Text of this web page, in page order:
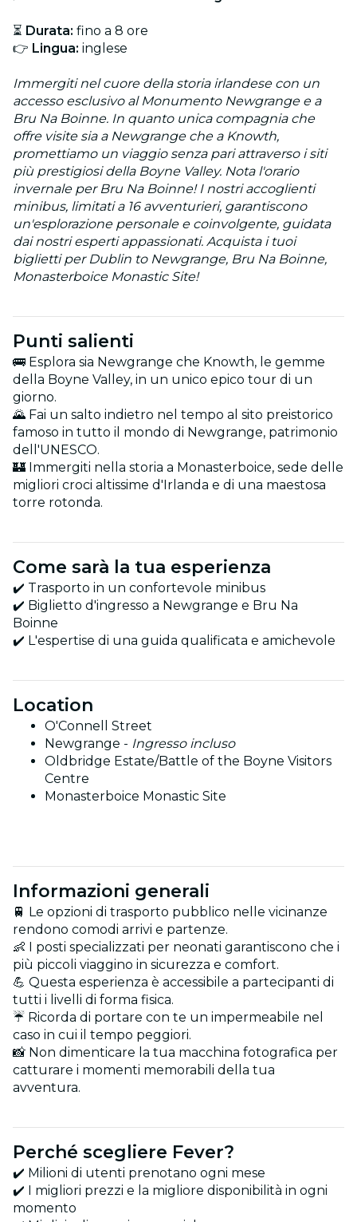
⏳ Durata: fino a 8 ore
👉 Lingua: inglese
Immergiti nel cuore della storia irlandese con un
accesso esclusivo al Monumento Newgrange e a
Bru Na Boinne. In quanto unica compagnia che
offre visite sia a Newgrange che a Knowth,
promettiamo un viaggio senza pari attraverso i siti
più prestigiosi della Boyne Valley. Nota l'orario
invernale per Bru Na Boinne! I nostri accoglienti
minibus, limitati a 16 avventurieri, garantiscono
un'esplorazione personale e coinvolgente, guidata
dai nostri esperti appassionati. Acquista i tuoi
biglietti per Dublin to Newgrange, Bru Na Boinne,
Monasterboice Monastic Site!
Punti salienti
🚌 Esplora sia Newgrange che Knowth, le gemme
della Boyne Valley, in un unico epico tour di un
giorno.
🌄 Fai un salto indietro nel tempo al sito preistorico
famoso in tutto il mondo di Newgrange, patrimonio
dell'UNESCO.
🏰 Immergiti nella storia a Monasterboice, sede delle
migliori croci altissime d'Irlanda e di una maestosa
torre rotonda.
Come sarà la tua esperienza
✔️ Trasporto in un confortevole minibus
✔️ Biglietto d'ingresso a Newgrange e Bru Na
Boinne
✔️ L'espertise di una guida qualificata e amichevole
Location
O'Connell Street
Newgrange - Ingresso incluso
Oldbridge Estate/Battle of the Boyne Visitors
Centre
Monasterboice Monastic Site
Informazioni generali
🚆 Le opzioni di trasporto pubblico nelle vicinanze
rendono comodi arrivi e partenze.
👶 I posti specializzati per neonati garantiscono che i
più piccoli viaggino in sicurezza e comfort.
💪 Questa esperienza è accessibile a partecipanti di
tutti i livelli di forma fisica.
☔ Ricorda di portare con te un impermeabile nel
caso in cui il tempo peggiori.
📸 Non dimenticare la tua macchina fotografica per
catturare i momenti memorabili della tua
avventura.
Perché scegliere Fever?
✔️ Milioni di utenti prenotano ogni mese
✔️ I migliori prezzi e la migliore disponibilità in ogni
momento